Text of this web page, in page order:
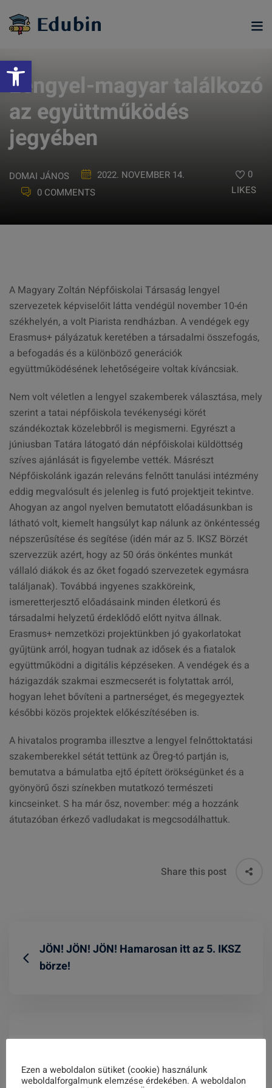
Eszköztár megnyitása
content
Lengyel-magyar találkozó
az együttműködés
jegyében
DOMAI JÁNOS
2022. NOVEMBER 14.
0 COMMENTS
0
LIKES
A Magyary Zoltán Népfőiskolai Társaság lengyel
szervezetek képviselőit látta vendégül november 10-én
székhelyén, a volt Piarista rendházban. A vendégek egy
Erasmus+ pályázatuk keretében a társadalmi összefogás,
a befogadás és a különböző generációk
együttműködésének lehetőségeire voltak kíváncsiak.
Nem volt véletlen a lengyel szakemberek választása, mely
szerint a tatai népfőiskola tevékenységi körét
szándékoztak közelebbről is megismerni. Egyrészt a
júniusban Tatára látogató dán népfőiskolai küldöttség
szíves ajánlását is figyelembe vették. Másrészt
Népfőiskolánk igazán releváns felnőtt tanulási intézmény
eddig megvalósult és jelenleg is futó projektjeit tekintve.
Ahogyan az angol nyelven bemutatott előadásunkban is
látható volt, kiemelt hangsúlyt kap nálunk az önkéntesség
népszerűsítése és segítése (idén már az 5. IKSZ Börzét
szervezzük azért, hogy az 50 órás önkéntes munkát
vállaló diákok és az őket fogadó szervezetek egymásra
találjanak). Továbbá ingyenes szakköreink,
ismeretterjesztő előadásaink minden életkorú és
társadalmi helyzetű érdeklődő előtt nyitva állnak.
Erasmus+ nemzetközi projektünkben jó gyakorlatokat
gyűjtünk arról, hogyan tudnak az idősek és a fiatalok
együttműködni a digitális képzéseken. A vendégek és a
házigazdák szakmai eszmecserét is folytattak arról,
hogyan lehet bővíteni a partnerséget, és megegyeztek
későbbi közös projektek előkészítésében is.
A hivatalos programba illesztve a lengyel felnőttoktatási
szakemberekkel sétát tettünk az Öreg-tó partján is,
bemutatva a bámulatba ejtő épített örökségünket és a
gyönyörű őszi színekben mutatkozó természeti
kincseinket. S ha már ősz, november: még a hozzánk
átutazóban érkező vadludakat is megcsodálhattuk.
Share this post
JÖN! JÖN! JÖN! Hamarosan itt az 5. IKSZ
börze!
Ezen a weboldalon sütiket (cookie) használunk
weboldalforgalmunk elemzése érdekében. A weboldalon